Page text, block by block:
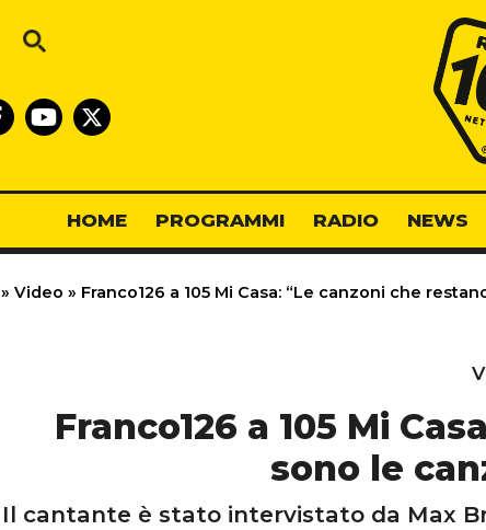
HOME PROGRAMMI RADIO NEWS
» Video » Franco126 a 105 Mi Casa: “Le canzoni che
Franco126 a 105 Mi
sono le
Il cantante è stato intervistato da Max